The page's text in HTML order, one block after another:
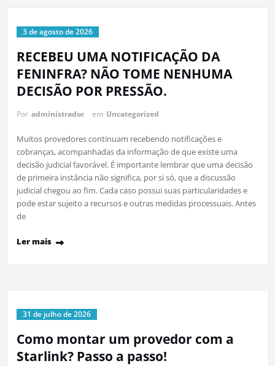
3 de agosto de 2026
RECEBEU UMA NOTIFICAÇÃO DA
FENINFRA? NÃO TOME NENHUMA
DECISÃO POR PRESSÃO.
Por administrador em Uncategorized
Muitos provedores continuam recebendo notificações e
cobranças, acompanhadas da informação de que existe uma
decisão judicial favorável. É importante lembrar que uma decisão
de primeira instância não significa, por si só, que a discussão
judicial chegou ao fim. Cada caso possui suas particularidades e
pode estar sujeito a recursos e outras medidas processuais. Antes
de
Ler mais
31 de julho de 2026
Como montar um provedor com a
Starlink? Passo a passo!